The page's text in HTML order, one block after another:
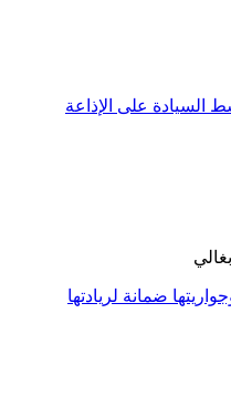
الجزائرية تحي الذكرى 59 لبسط السيادة على الإذاعة
ضمانة لريادتها